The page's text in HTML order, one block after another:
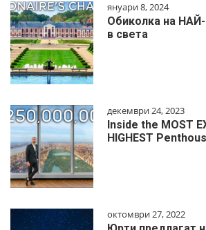
януари 8, 2024
Обиколка на
в света
декември 24, 2023
Inside the MOST
HIGHEST
октомври 27, 2022